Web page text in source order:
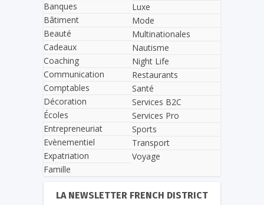
Banques
Bâtiment
Beauté
Cadeaux
Coaching
Communication
Comptables
Décoration
Écoles
Entrepreneuriat
Evènementiel
Expatriation
Famille
Luxe
Mode
Multinationales
Nautisme
Night Life
Restaurants
Santé
Services B2C
Services Pro
Sports
Transport
Voyage
LA NEWSLETTER FRENCH DISTRICT